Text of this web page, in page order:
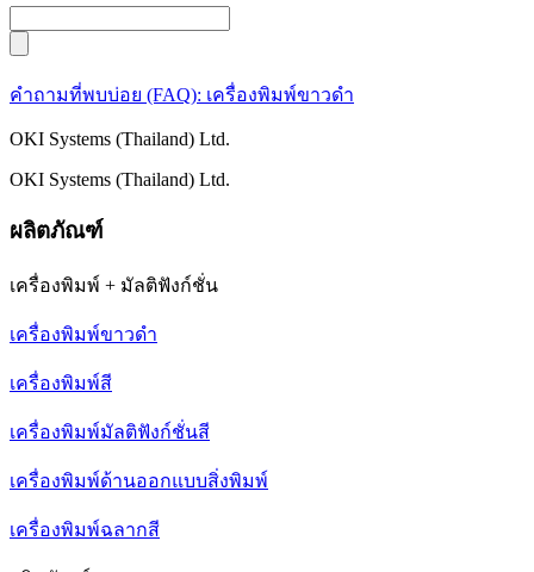
คำถามที่พบบ่อย (FAQ): เครื่องพิมพ์ขาวดำ
OKI Systems (Thailand) Ltd.
OKI Systems (Thailand) Ltd.
ผลิตภัณฑ์
เครื่องพิมพ์ + มัลติฟังก์ชั่น
เครื่องพิมพ์ขาวดำ
เครื่องพิมพ์สี
เครื่องพิมพ์มัลติฟังก์ชั่นสี
เครื่องพิมพ์ด้านออกแบบสิ่งพิมพ์
เครื่องพิมพ์ฉลากสี